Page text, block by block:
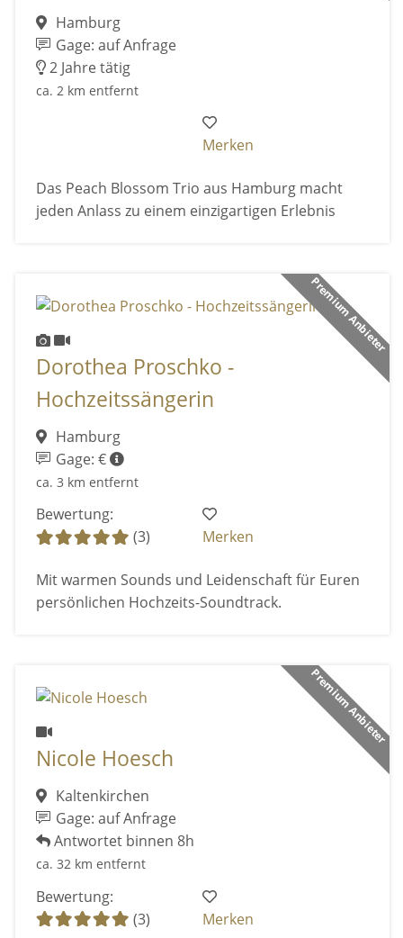
Hamburg
Gage: auf Anfrage
2 Jahre tätig
ca. 2 km entfernt
Merken
Das Peach Blossom Trio aus Hamburg macht
jeden Anlass zu einem einzigartigen Erlebnis
Premium Anbieter
Dorothea Proschko -
Hochzeitssängerin
Hamburg
Gage: €
ca. 3 km entfernt
Bewertung:
(3)
Merken
Mit warmen Sounds und Leidenschaft für Euren
persönlichen Hochzeits-Soundtrack.
Premium Anbieter
Nicole Hoesch
Kaltenkirchen
Gage: auf Anfrage
Antwortet binnen 8h
ca. 32 km entfernt
Bewertung:
(3)
Merken